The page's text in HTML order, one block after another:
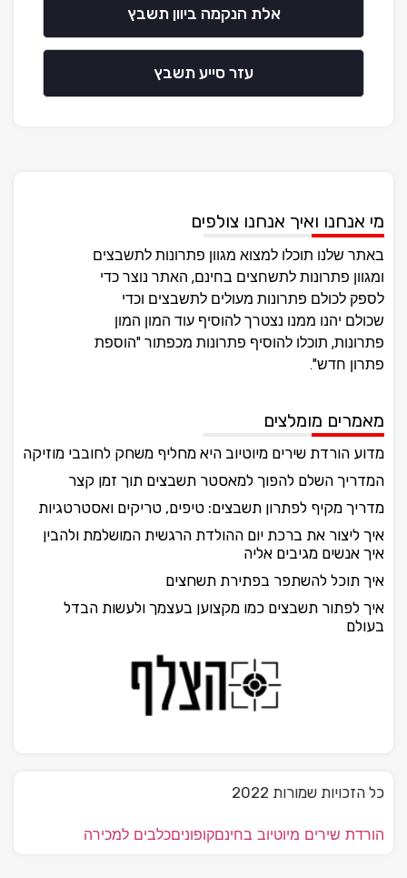
אלת הנקמה ביוון תשבץ
עזר סייע תשבץ
מי אנחנו ואיך אנחנו צולפים
באתר שלנו תוכלו למצוא מגוון פתרונות לתשבצים
ומגוון פתרונות לתשחצים בחינם, האתר נוצר כדי
לספק לכולם פתרונות מעולים לתשבצים וכדי
שכולם יהנו ממנו נצטרך להוסיף עוד המון המון
פתרונות, תוכלו להוסיף פתרונות מכפתור "הוספת
פתרון חדש".
מאמרים מומלצים
מדוע הורדת שירים מיוטיוב היא מחליף משחק לחובבי מוזיקה
המדריך השלם להפוך למאסטר תשבצים תוך זמן קצר
מדריך מקיף לפתרון תשבצים: טיפים, טריקים ואסטרטגיות
איך ליצור את ברכת יום ההולדת הרגשית המושלמת ולהבין
איך אנשים מגיבים אליה
איך תוכל להשתפר בפתירת תשחצים
איך לפתור תשבצים כמו מקצוען בעצמך ולעשות הבדל
בעולם
כל הזכויות שמורות 2022
הורדת שירים מיוטיוב בחינםקופוניםכלבים למכירה